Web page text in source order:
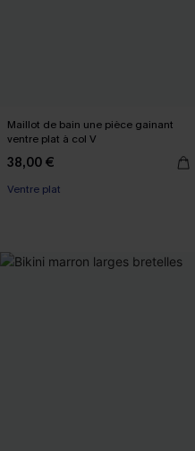
Maillot de bain une pièce gainant
ventre plat à col V
38,00 €
Ventre plat